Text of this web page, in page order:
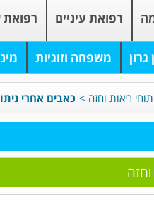
רפואת עיניים רפואת
גרון משפחה וזוגיות
ריאות וחזה > כאבים אחרי